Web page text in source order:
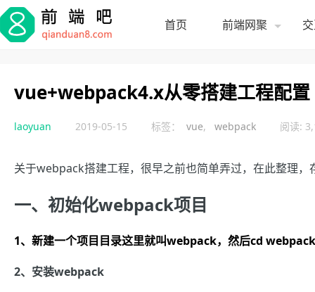
首页 前端网聚
vue+webpack4.x从零搭建工程配置
laoyuan 2019-05-15 标签： vue, webpack 阅读:
关于webpack搭建工程，很早之前也简单弄过，在此整理，
一、初始化webpack项目
1、新建一个项目目录这里就叫webpack，然后cd
2、安装webpack